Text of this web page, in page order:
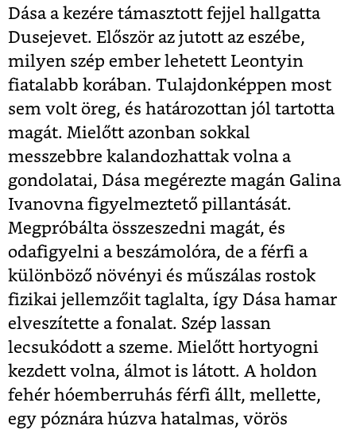
Dása a kezére támasztott fejjel hallgatta
Dusejevet. Először az jutott az eszébe,
milyen szép ember lehetett Leontyin
fiatalabb korában. Tulajdonképpen most
sem volt öreg, és határozottan jól tartotta
magát. Mielőtt azonban sokkal
messzebbre kalandozhattak volna a
gondolatai, Dása megérezte magán Galina
Ivanovna figyelmeztető pillantását.
Megpróbálta összeszedni magát, és
odafigyelni a beszámolóra, de a férfi a
különböző növényi és műszálas rostok
fizikai jellemzőit taglalta, így Dása hamar
elveszítette a fonalat. Szép lassan
lecsukódott a szeme. Mielőtt hortyogni
kezdett volna, álmot is látott. A holdon
fehér hóemberruhás férfi állt, mellette,
egy póznára húzva hatalmas, vörös